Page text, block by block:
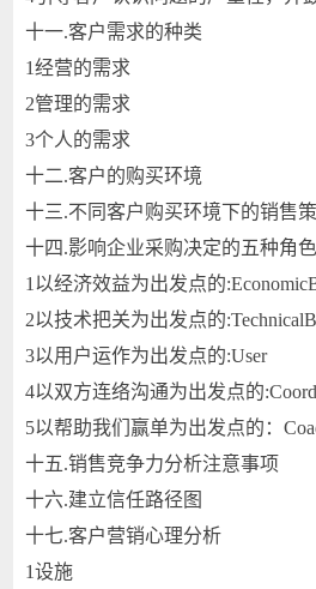
十一.客户需求的种类
1经营的需求
2管理的需求
3个人的需求
十二.客户的购买环境
十三.不同客户购买环境下的销售
十四.影响企业采购决定的五种角色
1 以经济效益为出发点的
2以技术把关为出发点的
3以用户运作为出发点的:User
4以双方连络沟通为出发点的
5以帮助我们赢单为出发点的：
十五.销售竞争力分析注意事项
十六.建立信任路径图
十七.客户营销心理分析
1设施